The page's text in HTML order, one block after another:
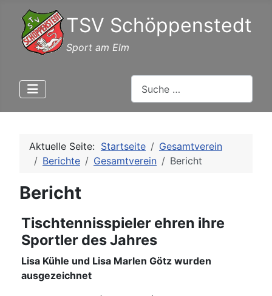
TSV Schöppenstedt
Sport am Elm
Aktuelle Seite: Startseite
Gesamtverein
Berichte
Gesamtverein Bericht
Bericht
Tischtennisspieler ehren ihre
Sportler des Jahres
Lisa Kühle und Lisa Marlen Götz wurden
ausgezeichnet